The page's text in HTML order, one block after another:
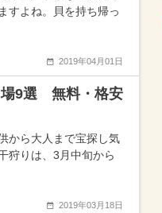
すよね。貝を持ち帰っ
2019年04月01日
場9選 無料・格安
から大人まで宝探し気
狩りは、3月中旬から
2019年03月18日